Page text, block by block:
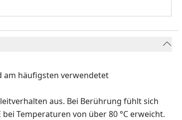
am häufigsten verwendetet
aus. Bei Berührung fühlt sich
Temperaturen von über 80 °C erweicht.